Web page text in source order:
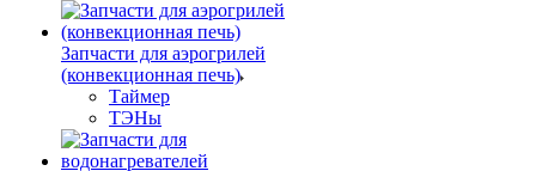
Запчасти для аэрогрилей
(конвекционная печь)
Таймер
ТЭНы